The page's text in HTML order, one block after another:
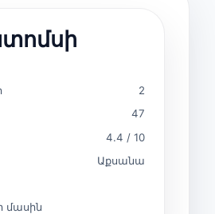
2
47
4.4 / 10
Աքսանա
մասին